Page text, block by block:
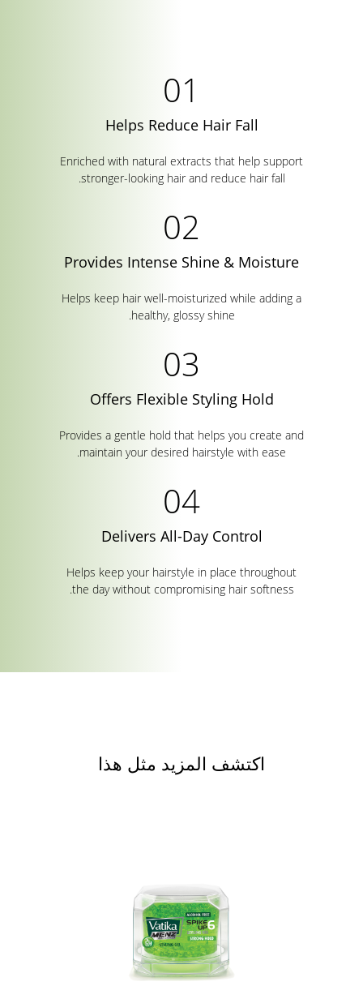
Helps Reduce Hair Fall
Enriched with natural extracts that help support
stronger-looking hair and reduce hair fall.
Provides Intense Shine & Moisture
Helps keep hair well-moisturized while adding a
healthy, glossy shine.
Offers Flexible Styling Hold
Provides a gentle hold that helps you create and
maintain your desired hairstyle with ease.
Delivers All-Day Control
Helps keep your hairstyle in place throughout
the day without compromising hair softness.
اكتشف المزيد مثل هذا